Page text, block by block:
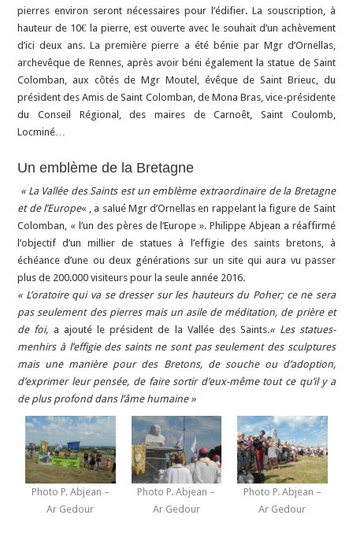
pierres environ seront nécessaires pour l’édifier. La souscription, à
hauteur de 10€ la pierre, est ouverte avec le souhait d’un achèvement
d’ici deux ans. La première pierre a été bénie par Mgr d’Ornellas,
archevêque de Rennes, après avoir béni également la statue de Saint
Colomban, aux côtés de Mgr Moutel, évêque de Saint Brieuc, du
président des Amis de Saint Colomban, de Mona Bras, vice-présidente
du Conseil Régional, des maires de Carnoêt, Saint Coulomb,
Locminé…
Un emblème de la Bretagne
« La Vallée des Saints est un emblème extraordinaire de la Bretagne
et de l’Europe« , a salué Mgr d’Ornellas en rappelant la figure de Saint
Colomban, « l’un des pères de l’Europe ». Philippe Abjean a réaffirmé
l’objectif d’un millier de statues à l’effigie des saints bretons, à
échéance d’une ou deux générations sur un site qui aura vu passer
plus de 200.000 visiteurs pour la seule année 2016.
« L’oratoire qui va se dresser sur les hauteurs du Poher; ce ne sera
pas seulement des pierres mais un asile de méditation, de prière et
de foi, a ajouté le président de la Vallée des Saints.« Les statues-
menhirs à l’effigie des saints ne sont pas seulement des sculptures
mais une manière pour des Bretons, de souche ou d’adoption,
d’exprimer leur pensée, de faire sortir d’eux-même tout ce qu’il y a
de plus profond dans l’âme humaine »
Photo P. Abjean –
Ar Gedour
Photo P. Abjean –
Ar Gedour
Photo P. Abjean –
Ar Gedour